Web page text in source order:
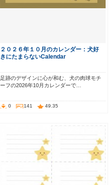
２０２６年１０月のカレンダー：犬好
きにたまらないCalendar
足跡のデザインに心が和む、犬の肉球モチ
ーフの2026年10月カレンダーで…
0 141 49.35